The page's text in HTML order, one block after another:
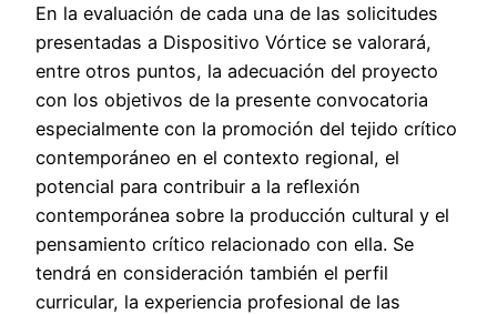
En la evaluación de cada una de las solicitudes
presentadas a Dispositivo Vórtice se valorará,
entre otros puntos, la adecuación del proyecto
con los objetivos de la presente convocatoria
especialmente con la promoción del tejido crítico
contemporáneo en el contexto regional, el
potencial para contribuir a la reflexión
contemporánea sobre la producción cultural y el
pensamiento crítico relacionado con ella. Se
tendrá en consideración también el perfil
curricular, la experiencia profesional de las